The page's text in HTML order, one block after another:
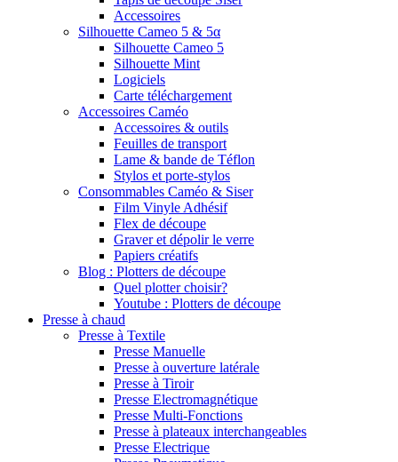
Accessoires
Silhouette Cameo 5 & 5α
Silhouette Cameo 5
Silhouette Mint
Logiciels
Carte téléchargement
Accessoires Caméo
Accessoires & outils
Feuilles de transport
Lame & bande de Téflon
Stylos et porte-stylos
Consommables Caméo & Siser
Film Vinyle Adhésif
Flex de découpe
Graver et dépolir le verre
Papiers créatifs
Blog : Plotters de découpe
Quel plotter choisir?
Youtube : Plotters de découpe
Presse à chaud
Presse à Textile
Presse Manuelle
Presse à ouverture latérale
Presse à Tiroir
Presse Electromagnétique
Presse Multi-Fonctions
Presse à plateaux interchangeables
Presse Electrique